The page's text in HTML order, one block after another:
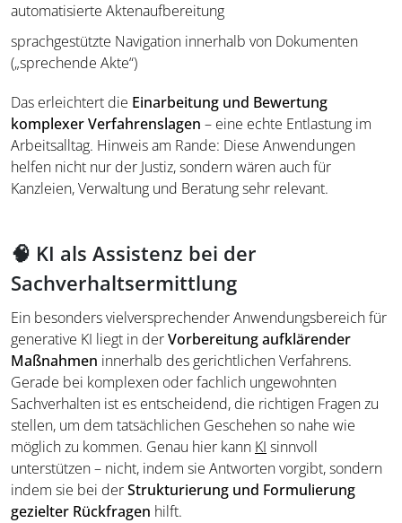
automatisierte Aktenaufbereitung
sprachgestützte Navigation innerhalb von Dokumenten
(„sprechende Akte“)
Das erleichtert die Einarbeitung und Bewertung
komplexer Verfahrenslagen – eine echte Entlastung im
Arbeitsalltag. Hinweis am Rande: Diese Anwendungen
helfen nicht nur der Justiz, sondern wären auch für
Kanzleien, Verwaltung und Beratung sehr relevant.
🧠 KI als Assistenz bei der
Sachverhaltsermittlung
Ein besonders vielversprechender Anwendungsbereich für
generative KI liegt in derVorbereitung aufklärender
Maßnahmen innerhalb des gerichtlichen Verfahrens.
Gerade bei komplexen oder fachlich ungewohnten
Sachverhalten ist es entscheidend, die richtigen Fragen zu
stellen, um dem tatsächlichen Geschehen so nahe wie
möglich zu kommen. Genau hier kann KI sinnvoll
unterstützen – nicht, indem sie Antworten vorgibt, sondern
indem sie bei derStrukturierung und Formulierung
gezielter Rückfragen hilft.